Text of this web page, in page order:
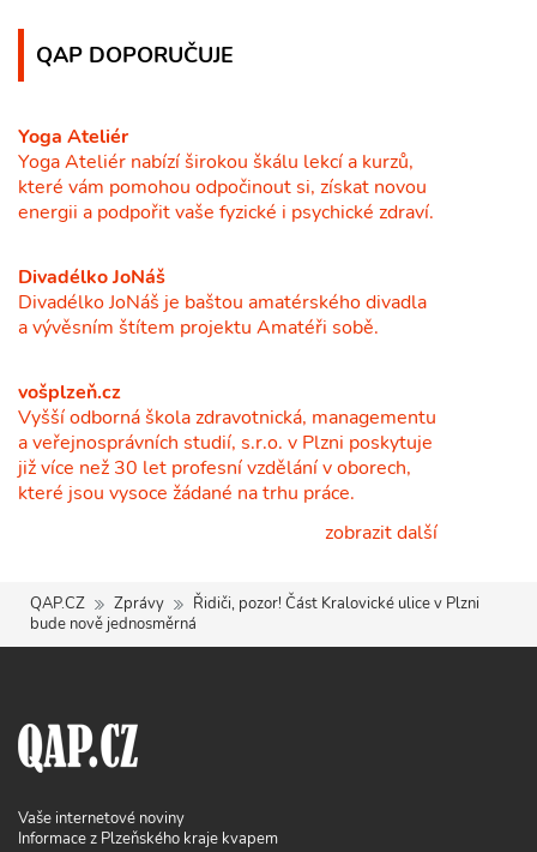
QAP DOPORUČUJE
Yoga Ateliér
Yoga Ateliér nabízí širokou škálu lekcí a kurzů,
které vám pomohou odpočinout si, získat novou
energii a podpořit vaše fyzické i psychické zdraví.
Divadélko JoNáš
Divadélko JoNáš je baštou amatérského divadla
a vývěsním štítem projektu Amatéři sobě.
vošplzeň.cz
Vyšší odborná škola zdravotnická, managementu
a veřejnosprávních studií, s.r.o. v Plzni poskytuje
již více než 30 let profesní vzdělání v oborech,
které jsou vysoce žádané na trhu práce.
zobrazit další
QAP.CZ Zprávy
Řidiči, pozor! Část Kralovické ulice v Plzni
bude nově jednosměrná
Vaše internetové noviny
Informace z Plzeňského kraje kvapem